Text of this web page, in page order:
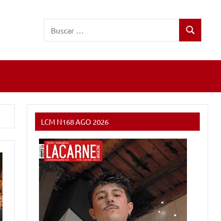
Buscar
LCM N168 AGO 2026